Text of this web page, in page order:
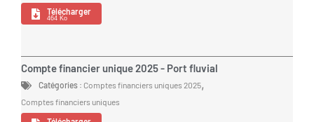
Télécharger
464 Ko
Compte financier unique 2025 - Port fluvial
Catégories : Comptes financiers uniques 2025,
Comptes financiers uniques